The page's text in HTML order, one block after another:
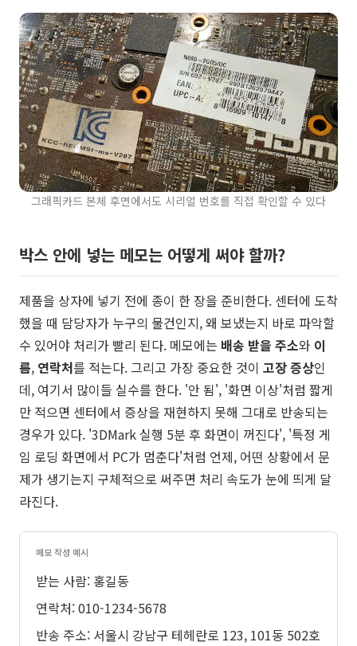
그래픽카드 본체 후면에서도 시리얼 번호를 직접 확인할 수 있다
박스 안에 넣는 메모는 어떻게 써야 할까?
제품을 상자에 넣기 전에 종이 한 장을 준비한다. 센터에 도착
했을 때 담당자가 누구의 물건인지, 왜 보냈는지 바로 파악할
수 있어야 처리가 빨리 된다. 메모에는 배송 받을 주소와 이
름, 연락처를 적는다. 그리고 가장 중요한 것이 고장 증상인
데, 여기서 많이들 실수를 한다. '안 됨', '화면 이상'처럼 짧게
만 적으면 센터에서 증상을 재현하지 못해 그대로 반송되는
경우가 있다. '3DMark 실행 5분 후 화면이 꺼진다', '특정 게
임 로딩 화면에서 PC가 멈춘다'처럼 언제, 어떤 상황에서 문
제가 생기는지 구체적으로 써주면 처리 속도가 눈에 띄게 달
라진다.
메모 작성 예시
받는 사람: 홍길동
연락처: 010-1234-5678
반송 주소: 서울시 강남구 테헤란로 123, 101동 502호